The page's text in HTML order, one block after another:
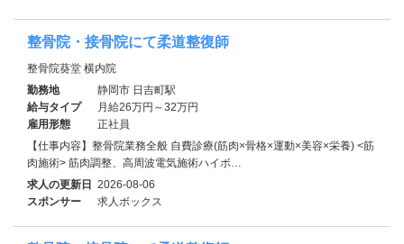
整骨院・接骨院にて柔道整復師
整骨院葵堂 横内院
勤務地
静岡市 日吉町駅
給与タイプ
月給26万円～32万円
雇用形態
正社員
【仕事内容】整骨院業務全般 自費診療(筋肉×骨格×運動×美容×栄養) <筋
肉施術> 筋肉調整、高周波電気施術ハイボ…
求人の更新日 2026-08-06
スポンサー
求人ボックス